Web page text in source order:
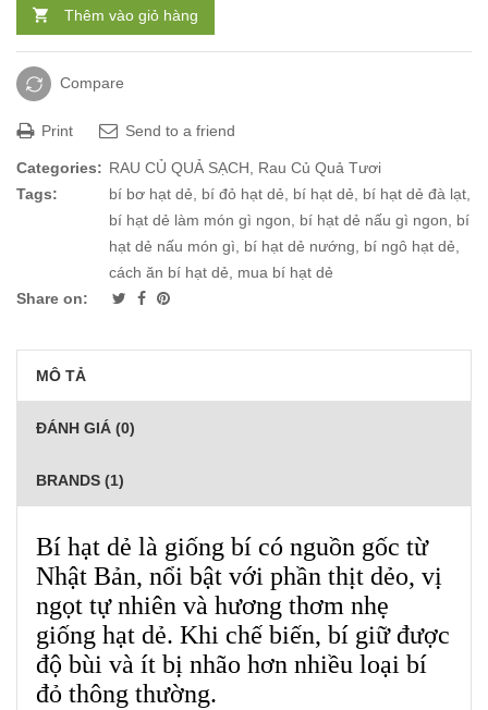
Thêm vào giỏ hàng
Compare
Print Send to a friend
Categories: RAU CỦ QUẢ SẠCH, Rau Củ Quả Tươi
Tags:
bí bơ hạt dẻ, bí đỏ hạt dẻ, bí hạt dẻ, bí hạt dẻ đà lạt,
bí hạt dẻ làm món gì ngon, bí hạt dẻ nấu gì ngon, bí
hạt dẻ nấu món gì, bí hạt dẻ nướng, bí ngô hạt dẻ,
cách ăn bí hạt dẻ, mua bí hạt dẻ
Share on:
MÔ TẢ
ĐÁNH GIÁ (0)
BRANDS (1)
Bí hạt dẻ là giống bí có nguồn gốc từ
Nhật Bản, nổi bật với phần thịt dẻo, vị
ngọt tự nhiên và hương thơm nhẹ
giống hạt dẻ. Khi chế biến, bí giữ được
độ bùi và ít bị nhão hơn nhiều loại bí
đỏ thông thường.